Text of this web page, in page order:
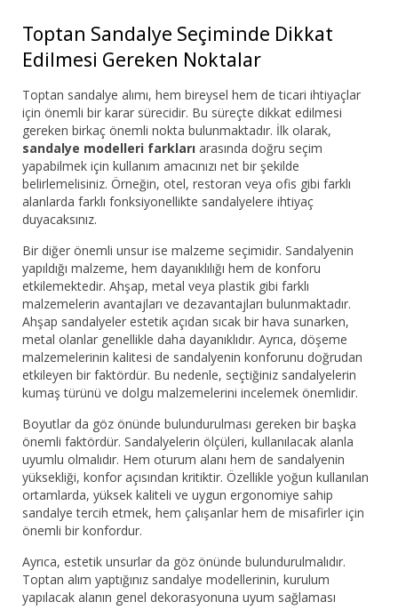
Toptan Sandalye Seçiminde Dikkat
Edilmesi Gereken Noktalar
Toptan sandalye alımı, hem bireysel hem de ticari ihtiyaçlar
için önemli bir karar sürecidir. Bu süreçte dikkat edilmesi
gereken birkaç önemli nokta bulunmaktadır. İlk olarak,
sandalye modelleri farkları arasında doğru seçim
yapabilmek için kullanım amacınızı net bir şekilde
belirlemelisiniz. Örneğin, otel, restoran veya ofis gibi farklı
alanlarda farklı fonksiyonellikte sandalyelere ihtiyaç
duyacaksınız.
Bir diğer önemli unsur ise malzeme seçimidir. Sandalyenin
yapıldığı malzeme, hem dayanıklılığı hem de konforu
etkilemektedir. Ahşap, metal veya plastik gibi farklı
malzemelerin avantajları ve dezavantajları bulunmaktadır.
Ahşap sandalyeler estetik açıdan sıcak bir hava sunarken,
metal olanlar genellikle daha dayanıklıdır. Ayrıca, döşeme
malzemelerinin kalitesi de sandalyenin konforunu doğrudan
etkileyen bir faktördür. Bu nedenle, seçtiğiniz sandalyelerin
kumaş türünü ve dolgu malzemelerini incelemek önemlidir.
Boyutlar da göz önünde bulundurulması gereken bir başka
önemli faktördür. Sandalyelerin ölçüleri, kullanılacak alanla
uyumlu olmalıdır. Hem oturum alanı hem de sandalyenin
yüksekliği, konfor açısından kritiktir. Özellikle yoğun kullanılan
ortamlarda, yüksek kaliteli ve uygun ergonomiye sahip
sandalye tercih etmek, hem çalışanlar hem de misafirler için
önemli bir konfordur.
Ayrıca, estetik unsurlar da göz önünde bulundurulmalıdır.
Toptan alım yaptığınız sandalye modellerinin, kurulum
yapılacak alanın genel dekorasyonuna uyum sağlaması